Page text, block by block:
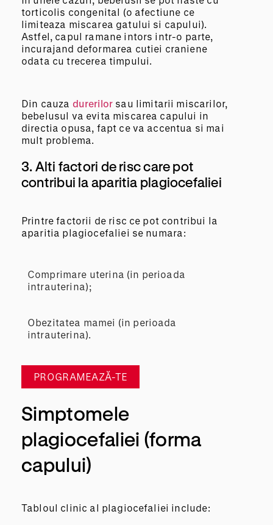
torticolis congenital (o afectiune ce
limiteaza miscarea gatului si capului).
Astfel, capul ramane intors intr-o parte,
incurajand deformarea cutiei craniene
odata cu trecerea timpului.
Din cauza durerilor sau limitarii miscarilor,
bebelusul va evita miscarea capului in
directia opusa, fapt ce va accentua si mai
mult problema.
3. Alti factori de risc care pot
contribui la aparitia plagiocefaliei
Printre factorii de risc ce pot contribui la
aparitia plagiocefaliei se numara:
Comprimare uterina (in perioada
intrauterina);
Obezitatea mamei (in perioada
intrauterina).
PROGRAMEAZĂ-TE
Simptomele
plagiocefaliei (forma
capului)
Tabloul clinic al plagiocefaliei include: